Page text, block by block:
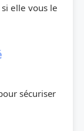
elle vous le
sécuriser